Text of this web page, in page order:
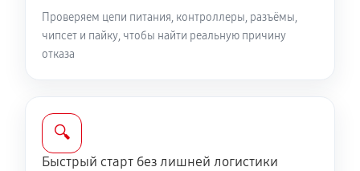
Проверяем цепи питания, контроллеры, разъёмы,
чипсет и пайку, чтобы найти реальную причину
отказа
🔍
Быстрый старт без лишней логистики